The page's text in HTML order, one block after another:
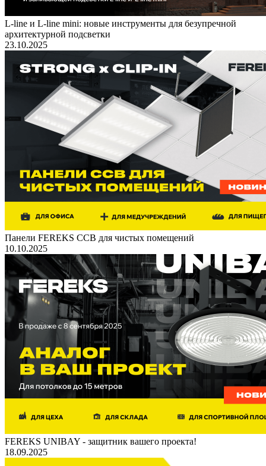
L-line и L-line mini: новые инструменты для безупречной
архитектурной подсветки
23.10.2025
Панели FEREKS ССВ для чистых помещений
10.10.2025
FEREKS UNIBAY - защитник вашего проекта!
18.09.2025